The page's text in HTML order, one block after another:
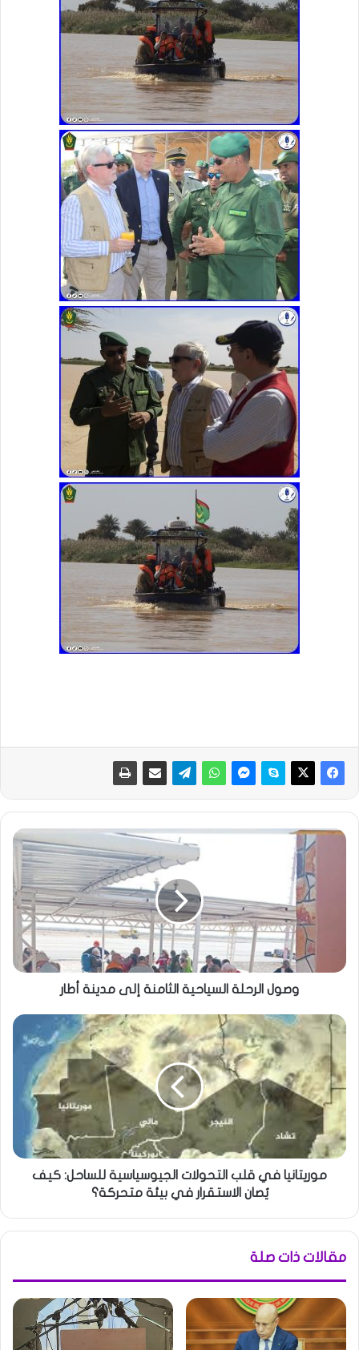
وصول الرحلة السياحية الثامنة إلى مدينة أطار
موريتانيا في قلب التحولات الجيوسياسية للساحل: كيف
يُصان الاستقرار في بيئة متحركة؟
مقالات ذات صلة